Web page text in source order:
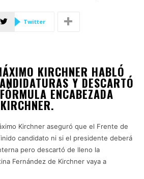
Twitter
KIRCHNER HABLÓ
Y DESCARTÓ
ENCABEZADA
Kirchner aseguró que el Frente de
candidato ni si el presidente deberá
pero descartó de lleno la
Fernández de Kirchner vaya a